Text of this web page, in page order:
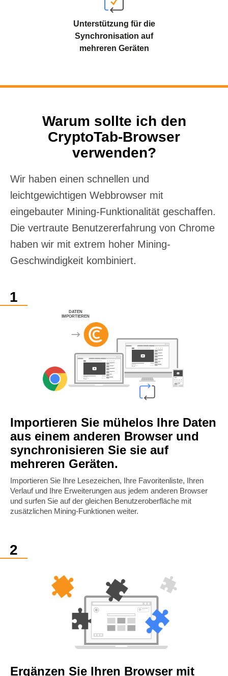
Unterstützung für die
Synchronisation auf
mehreren Geräten
Warum sollte ich den
CryptoTab-Browser
verwenden?
Wir haben einen schnellen und
leichtgewichtigen Webbrowser mit
eingebauter Mining-Funktionalität geschaffen.
Die vertraute Benutzererfahrung von Chrome
haben wir mit extrem hoher Mining-
Geschwindigkeit kombiniert.
DATEN
IMPORTIEREN
Importieren Sie mühelos Ihre Daten
aus einem anderen Browser und
synchronisieren Sie sie auf
mehreren Geräten.
Importieren Sie Ihre Lesezeichen, Ihre Favoritenliste, Ihren
Verlauf und Ihre Erweiterungen aus jedem anderen Browser
und surfen Sie auf der gleichen Benutzeroberfläche mit
zusätzlichen Mining-Funktionen weiter.
Ergänzen Sie Ihren Browser mit